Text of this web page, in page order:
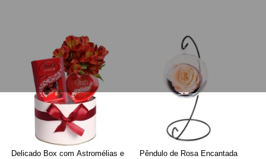
Delicado Box com Astromélias e
Pêndulo de Rosa Encantada